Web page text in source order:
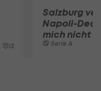
13
Salzburg
Napoli-
mich nicht
Serie A